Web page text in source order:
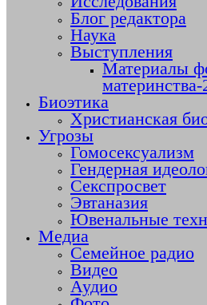
Блог редактора
Наука
Выступления
Материалы
материнства-
Биоэтика
Христианская
Угрозы
Гомосексуализм
Гендерная
Секспросвет
Эвтаназия
Ювенальные
Медиа
Семейное радио
Видео
Аудио